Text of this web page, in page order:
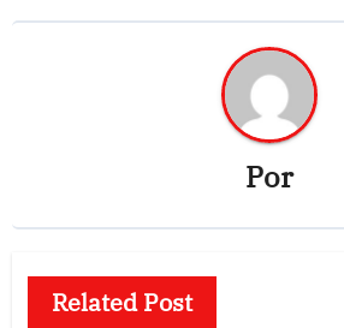
Por
Related Post